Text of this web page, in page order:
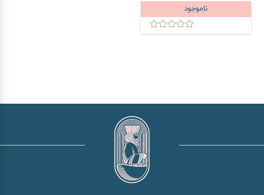
ناموجود